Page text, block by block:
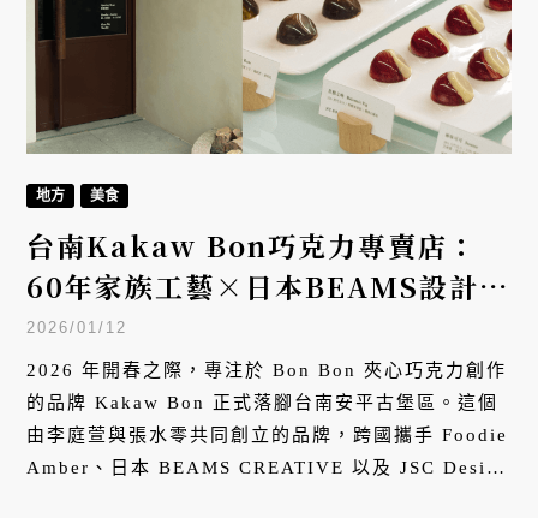
地方 美食
台南Kakaw Bon巧克力專賣店：
60年家族工藝×日本BEAMS設計，
安平古堡旁的Bon Bon夾心巧克力
2026/01/12
2026 年開春之際，專注於 Bon Bon 夾心巧克力創作
的品牌 Kakaw Bon 正式落腳台南安平古堡區。這個
由李庭萱與張水零共同創立的品牌，跨國攜手 Foodie
Amber、日本 BEAMS CREATIVE 以及 JSC Design